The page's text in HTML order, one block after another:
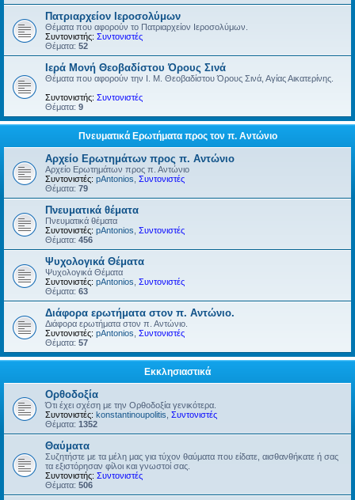
Πατριαρχείον Ιεροσολύμων
Θέματα που αφορούν το Πατριαρχείον Ιεροσολύμων.
Συντονιστής: Συντονιστές
Θέματα: 52
Ιερά Μονή Θεοβαδίστου Όρους Σινά
Θέματα που αφορούν την Ι. Μ. Θεοβαδίστου Όρους Σινά, Αγίας Αικατερίνης.
Συντονιστής: Συντονιστές
Θέματα: 9
Πνευματικά Ερωτήματα προς τον π. Αντώνιο
Αρχείο Ερωτημάτων προς π. Αντώνιο
Αρχείο Ερωτημάτων προς π. Αντώνιο
Συντονιστές: pAntonios Συντονιστές
Θέματα: 79
Πνευματικά θέματα
Πνευματικά θέματα
Συντονιστές: pAntonios Συντονιστές
Θέματα: 456
Ψυχολογικά Θέματα
Ψυχολογικά Θέματα
Συντονιστές: pAntonios Συντονιστές
Θέματα: 63
Διάφορα ερωτήματα στον π. Αντώνιο.
Διάφορα ερωτήματα στον π. Αντώνιο.
Συντονιστές: pAntonios Συντονιστές
Θέματα: 57
Εκκλησιαστικά
Ορθοδοξία
Ότι έχει σχέση με την Ορθοδοξία γενικότερα.
Συντονιστές: konstantinoupolitis Συντονιστές
Θέματα: 1352
Θαύματα
Συζητήστε με τα μέλη μας για τύχον θαύματα που είδατε, αισθανθήκατε ή σας
τα εξιστόρησαν φίλοι και γνωστοί σας.
Συντονιστής: Συντονιστές
Θέματα: 506